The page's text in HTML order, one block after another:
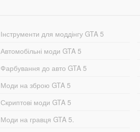
Інструменти для моддінгу GTA 5
Автомобільні моди GTA 5
Фарбування до авто GTA 5
Моди на зброю GTA 5
Скриптові моди GTA 5
Моди на гравця GTA 5.